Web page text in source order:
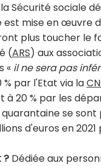
Sécurité sociale
mise en œuvre
plus toucher le
(ARS) aux
« il ne sera pas
par l'Etat via la
à 20 % par les
se
d'euros en 2021
? Dédiée aux